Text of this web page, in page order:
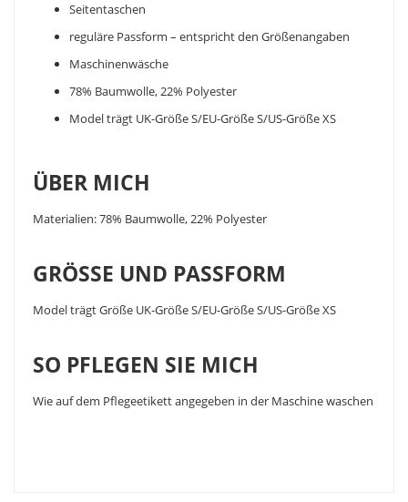
Seitentaschen
reguläre Passform – entspricht den Größenangaben
Maschinenwäsche
78% Baumwolle, 22% Polyester
Model trägt UK-Größe S/EU-Größe S/US-Größe XS
ÜBER MICH
Materialien: 78% Baumwolle, 22% Polyester
GRÖSSE UND PASSFORM
Model trägt Größe UK-Größe S/EU-Größe S/US-Größe XS
SO PFLEGEN SIE MICH
Wie auf dem Pflegeetikett angegeben in der Maschine waschen